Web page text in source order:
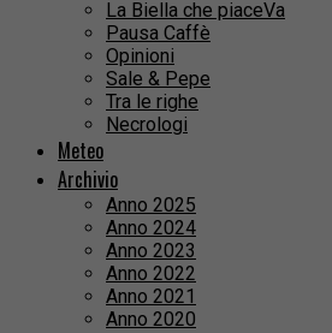
La Biella che piaceVa
Pausa Caffè
Opinioni
Sale & Pepe
Tra le righe
Necrologi
Meteo
Archivio
Anno 2025
Anno 2024
Anno 2023
Anno 2022
Anno 2021
Anno 2020